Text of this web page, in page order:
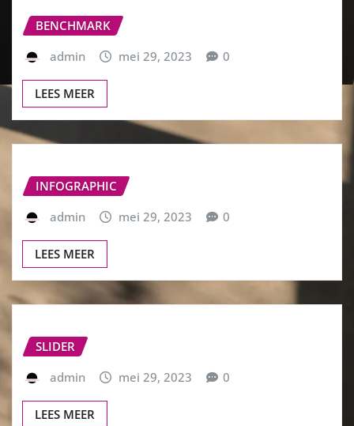
BENCHMARK
admin
mei 29, 2023 0
LEES MEER
INFOGRAPHIC
admin
mei 29, 2023 0
LEES MEER
SLIDER
admin
mei 29, 2023 0
LEES MEER